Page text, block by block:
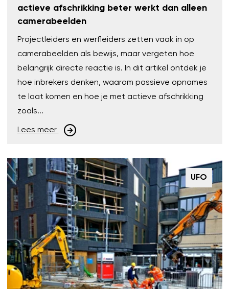
actieve afschrikking beter werkt dan alleen
camerabeelden
Projectleiders en werfleiders zetten vaak in op
camerabeelden als bewijs, maar vergeten hoe
belangrijk directe reactie is. In dit artikel ontdek je
hoe inbrekers denken, waarom passieve opnames
te laat komen en hoe je met actieve afschrikking
zoals...
Lees meer
UFO